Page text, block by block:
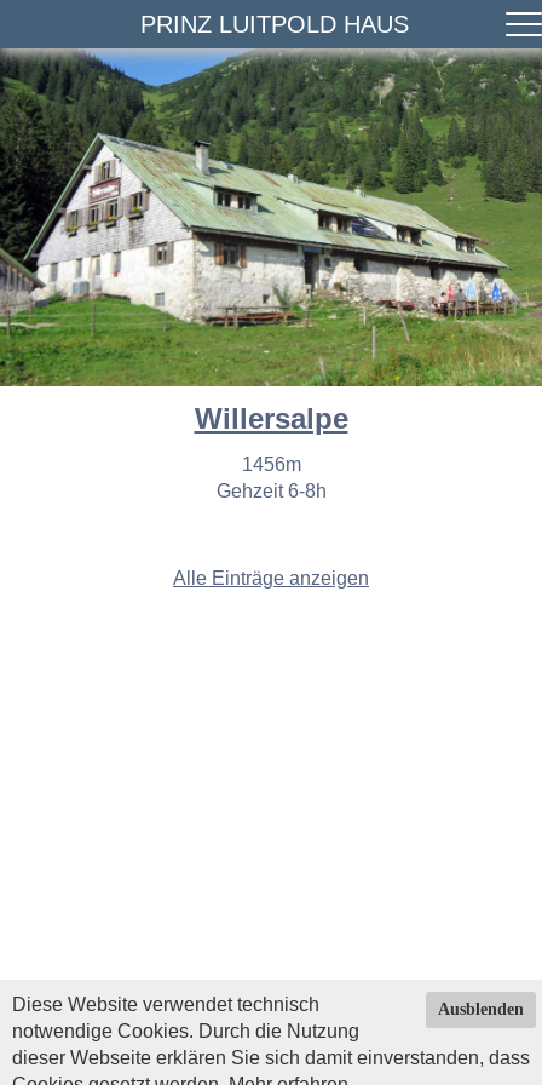
PRINZ LUITPOLD HAUS
Willersalpe
1456m
Gehzeit 6-8h
Alle Einträge anzeigen
Ausblenden
Diese Website verwendet technisch
notwendige Cookies. Durch die Nutzung
dieser Webseite erklären Sie sich damit einverstanden, dass